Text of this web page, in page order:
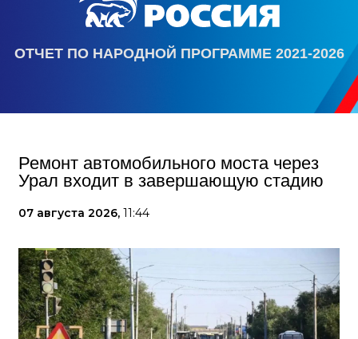
ОТЧЕТ ПО НАРОДНОЙ ПРОГРАММЕ 2021-2026
Ремонт автомобильного моста через
Урал входит в завершающую стадию
07 августа 2026, 11:44